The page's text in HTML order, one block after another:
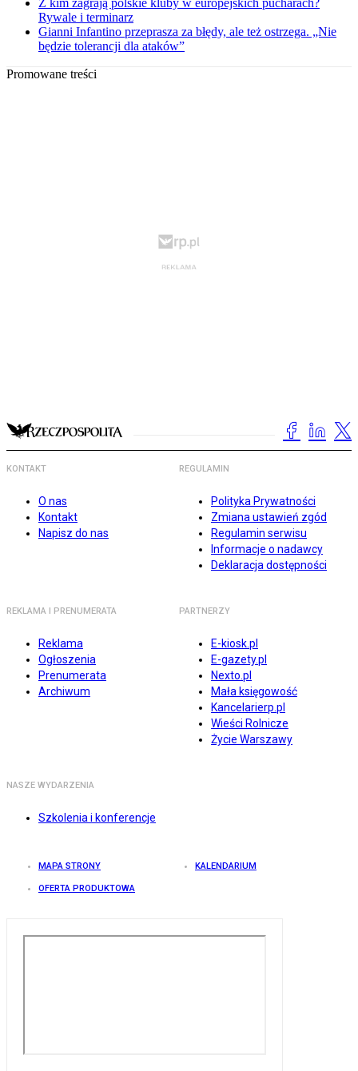
Z kim zagrają polskie kluby w europejskich pucharach?
Rywale i terminarz
Gianni Infantino przeprasza za błędy, ale też ostrzega. „Nie
będzie tolerancji dla ataków”
Promowane treści
KONTAKT
O nas
Kontakt
Napisz do nas
REGULAMIN
Polityka Prywatności
Zmiana ustawień zgód
Regulamin serwisu
Informacje o nadawcy
Deklaracja dostępności
REKLAMA I PRENUMERATA
Reklama
Ogłoszenia
Prenumerata
Archiwum
PARTNERZY
E-kiosk.pl
E-gazety.pl
Nexto.pl
Mała księgowość
Kancelarierp.pl
Wieści Rolnicze
Życie Warszawy
NASZE WYDARZENIA
Szkolenia i konferencje
MAPA STRONY KALENDARIUM
OFERTA PRODUKTOWA